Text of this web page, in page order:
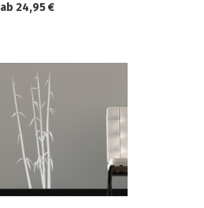
ab 24,95 €